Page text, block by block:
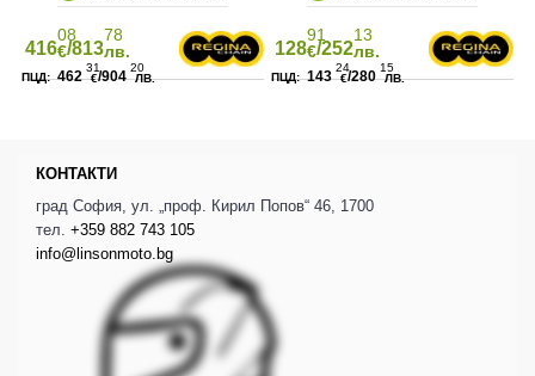
416
08
€/813
78
лв.
462
31
€/904
20
ЛВ.
128
91
€/252
13
лв.
143
24
€/280
15
ЛВ.
КОНТАКТИ
град София, ул. „проф. Кирил Попов“ 46, 1700
тел. +359 882 743 105
info@linsonmoto.bg